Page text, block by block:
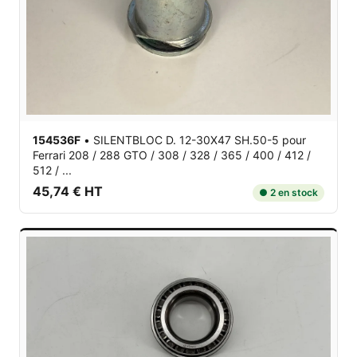
154536F • SILENTBLOC D. 12-30X47 SH.50-5 pour
Ferrari 208 / 288 GTO / 308 / 328 / 365 / 400 / 412 /
512 / ...
45,74 € HT ● 2 en stock